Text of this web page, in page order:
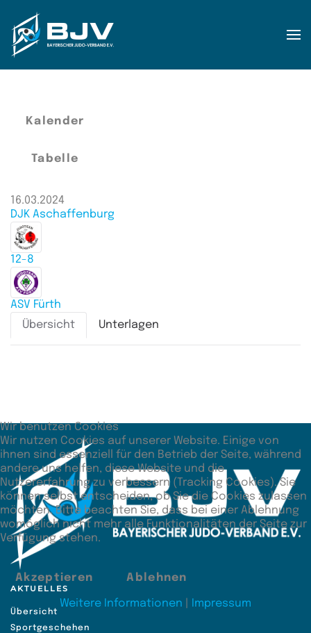
Zum Hauptinhalt springen
Kalender
Tabelle
16.03.2024
DJK Aschaffenburg
12-8
ASV Fürth
Übersicht
Unterlagen
AKTUELLES
Übersicht
Sportgeschehen
Wir benutzen Cookies
Wir nutzen Cookies auf unserer Website. Einige von
ihnen sind essenziell für den Betrieb der Seite, während
andere uns helfen, diese Website und die
Nutzererfahrung zu verbessern (Tracking Cookies). Sie
können selbst entscheiden, ob Sie die Cookies zulassen
möchten. Bitte beachten Sie, dass bei einer Ablehnung
womöglich nicht mehr alle Funktionalitäten der Seite zur
Verfügung stehen.
Akzeptieren Ablehnen
Weitere Informationen Impressum